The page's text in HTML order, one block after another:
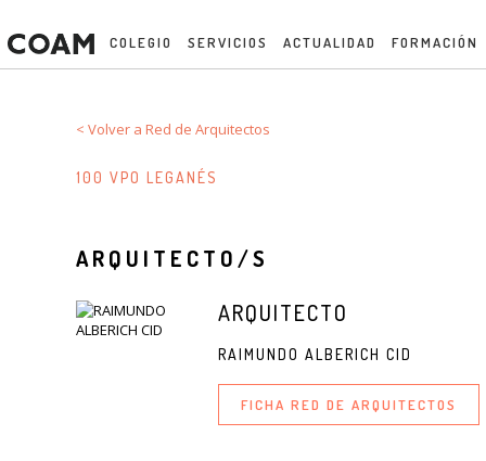
COLEGIO SERVICIOS ACTUALIDAD FORMACIÓN
< Volver a Red de Arquitectos
100 VPO LEGANÉS
ARQUITECTO/S
ARQUITECTO
RAIMUNDO ALBERICH CID
FICHA RED DE ARQUITECTOS